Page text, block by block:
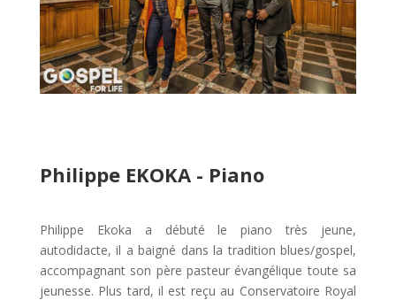
Philippe EKOKA - Piano
Philippe Ekoka a débuté le piano très jeune,
autodidacte, il a baigné dans la tradition blues/gospel,
accompagnant son père pasteur évangélique toute sa
jeunesse. Plus tard, il est reçu au Conservatoire Royal